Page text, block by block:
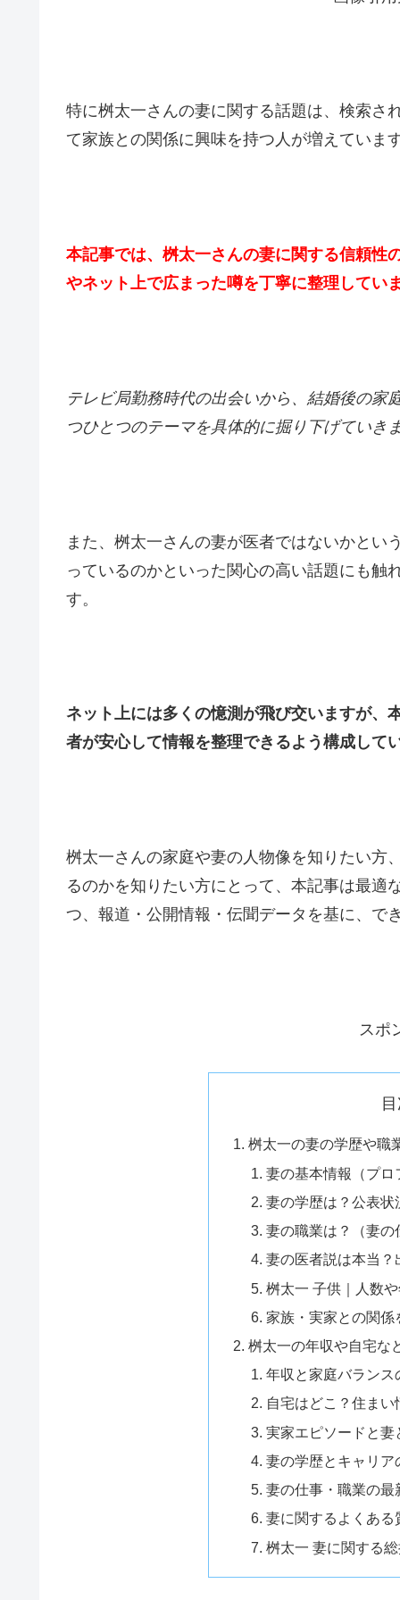
特に桝太一さんの妻に関する話題は、検索さ
て家族との関係に興味を持つ人が増えていま
本記事では、桝太一さんの妻に関する信頼性
やネット上で広まった噂を丁寧に整理してい
テレビ局勤務時代の出会いから、結婚後の家
つひとつのテーマを具体的に掘り下げていき
また、桝太一さんの妻が医者ではないかと
っているのかといった関心の高い話題にも触
す。
ネット上には多くの憶測が飛び交いますが、
者が安心して情報を整理できるよう構成して
桝太一さんの家庭や妻の人物像を知りたい方
るのかを知りたい方にとって、本記事は最適
つ、報道・公開情報・伝聞データを基に、で
スポ
桝太一の妻の学歴や職
妻の基本情報（プ
妻の学歴は？公表状
妻の職業は？（妻の
妻の医者説は本当？
桝太一 子供｜人数
家族・実家との関係
桝太一の年収や自宅な
年収と家庭バラン
自宅はどこ？住ま
実家エピソードと妻
妻の学歴とキャリア
妻の仕事・職業の最
妻に関するよくある
桝太一 妻に関する